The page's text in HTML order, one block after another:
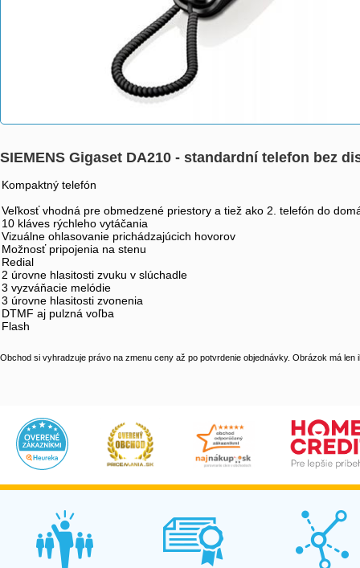
SIEMENS Gigaset DA210 - standardní telefon bez
Kompaktný telefón
Veľkosť vhodná pre obmedzené priestory a tiež ako 2. telefón do
10 kláves rýchleho vytáčania
Vizuálne ohlasovanie prichádzajúcich hovorov
Možnosť pripojenia na stenu
Redial
2 úrovne hlasitosti zvuku v slúchadle
3 vyzváňacie melódie
3 úrovne hlasitosti zvonenia
DTMF aj pulzná voľba
Flash
Obchod si vyhradzuje právo na zmenu ceny až po potvrdenie objednávky. Obrázok má len